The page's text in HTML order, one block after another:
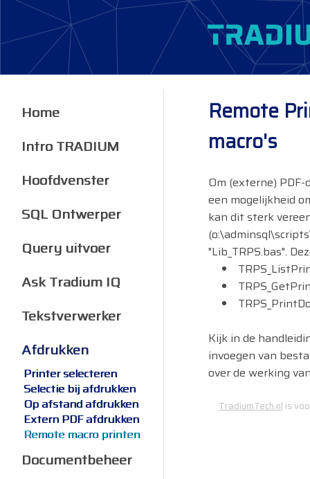
Remote
macro's
Om (externe)
een mogelijkheid
kan dit sterk
"Lib_TRPS.bas".
Kijk in de
invoegen van
over de werking
TradiumTech.nl is
Home
Intro TRADIUM
Hoofdvenster
SQL Ontwerper
Query uitvoer
Ask Tradium IQ
Tekstverwerker
Afdrukken
Printer selecteren
Selectie bij afdrukken
Op afstand afdrukken
Extern PDF afdrukken
Remote macro printen
Documentbeheer